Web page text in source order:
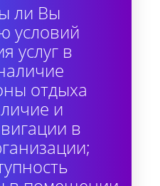
ли Вы
условий
услуг в
отдыха
и
в